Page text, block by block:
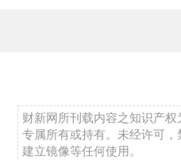
财新网所刊载内容之知识产
专属所有或持有。未经许可
建立镜像等任何使用。